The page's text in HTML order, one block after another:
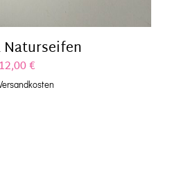
Naturseifen
12,00€